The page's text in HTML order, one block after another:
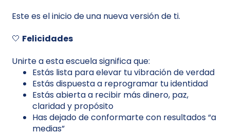
Este es el inicio de una nueva versión de ti.
🤍 Felicidades
Unirte a esta escuela significa que:
Estás lista para elevar tu vibración de verdad
Estás dispuesta a reprogramar tu identidad
Estás abierta a recibir más dinero, paz,
claridad y propósito
Has dejado de conformarte con resultados “a
medias”